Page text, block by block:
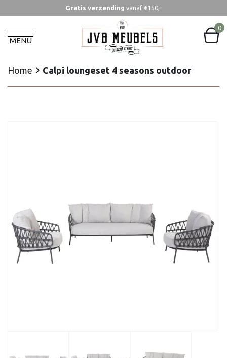
Gratis verzending vanaf €150,-
MENU
0
Home Calpi loungeset 4 seasons outdoor
Home Calpi loungeset 4 seasons outdoor